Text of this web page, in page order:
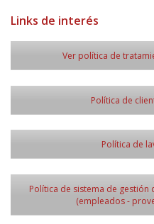
Links de interés
Ver política de
Política de
Política de
Política de sistema de
(empleados -